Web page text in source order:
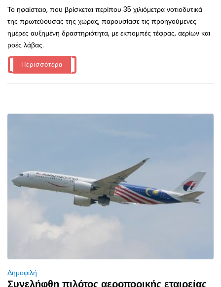
Το ηφαίστειο, που βρίσκεται περίπου 35 χιλιόμετρα νοτιοδυτικά
της πρωτεύουσας της χώρας, παρουσίασε τις προηγούμενες
ημέρες αυξημένη δραστηριότητα, με εκπομπές τέφρας, αερίων και
ροές λάβας.
Περισσότερα
Δημοφιλή
Συνελήφθη πιλότος αεροπορικής εταιρείας